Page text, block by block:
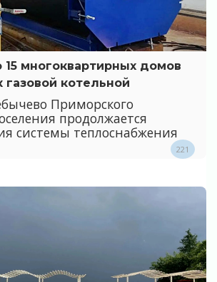
15 многоквартирных домов
котельной
Приморского
продолжается
системы теплоснабжения
221